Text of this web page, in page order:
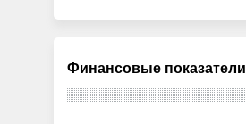
Финансовые показатели